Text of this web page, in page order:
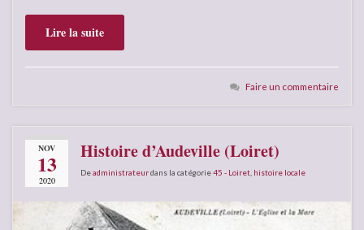
Lire la suite
Faire un commentaire
NOV
13
2020
Histoire d’Audeville (Loiret)
Deadministrateurdans la catégorie45 - Loiret histoire locale